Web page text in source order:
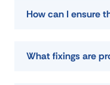
How can I ensure
What fixings are